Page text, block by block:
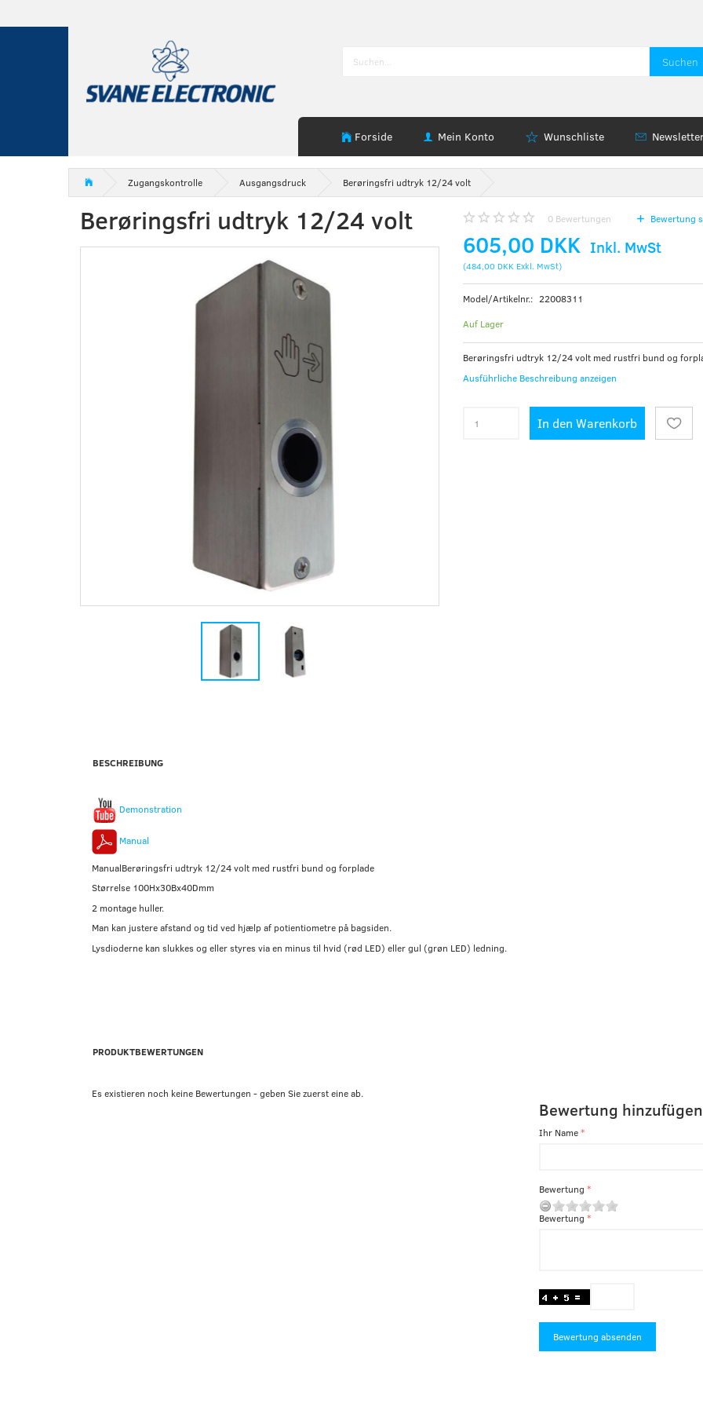
Suchen
Forside Mein Konto Wunschliste
Zugangskontrolle Ausgangsdruck Berøringsfri udtryk 12/24 volt
Berøringsfri udtryk 12/24 volt 0Bewertungen Bewertung
605,00 DKK Inkl. MwSt
(484,00 DKKExkl. MwSt)
Model/Artikelnr.: 22008311
Auf Lager
Berøringsfri udtryk 12/24 volt med rustfri bund og
Ausführliche Beschreibung anzeigen
In den Warenkorb
BESCHREIBUNG
Demonstration
Manual
ManualBerøringsfri udtryk 12/24 volt med rustfri bund og forplade
Størrelse 100Hx30Bx40Dmm
2 montage huller.
Man kan justere afstand og tid ved hjælp af potientiometre på bagsiden.
Lysdioderne kan slukkes og eller styres via en minus til hvid (rød LED) eller gul (grøn LED) ledning.
PRODUKTBEWERTUNGEN
Es existieren noch keine Bewertungen - geben Sie zuerst eine ab.
Bewertung
Ihr Name
Bewertung
Bewertung
Bewertung absenden